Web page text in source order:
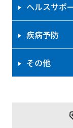
ヘルスサポ
疾病予防
その他